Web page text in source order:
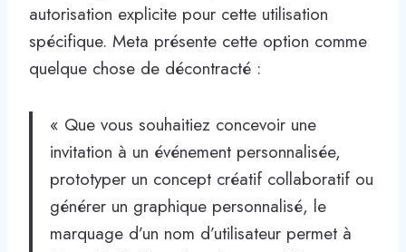
autorisation explicite pour cette utilisation
spécifique. Meta présente cette option comme
quelque chose de décontracté :
« Que vous souhaitiez concevoir une
invitation à un événement personnalisée,
prototyper un concept créatif collaboratif ou
générer un graphique personnalisé, le
marquage d’un nom d’utilisateur permet à